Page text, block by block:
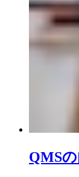
QMS